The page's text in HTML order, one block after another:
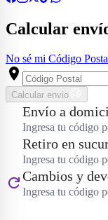
Calcular
No sé mi Código
Calcular envio
Envío a
Ingresa tu código
Retiro en
Ingresa tu código
Cambios y
Ingresa tu código